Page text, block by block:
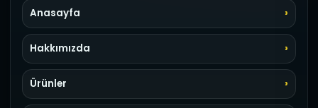
Anasayfa
Hakkımızda
Ürünler